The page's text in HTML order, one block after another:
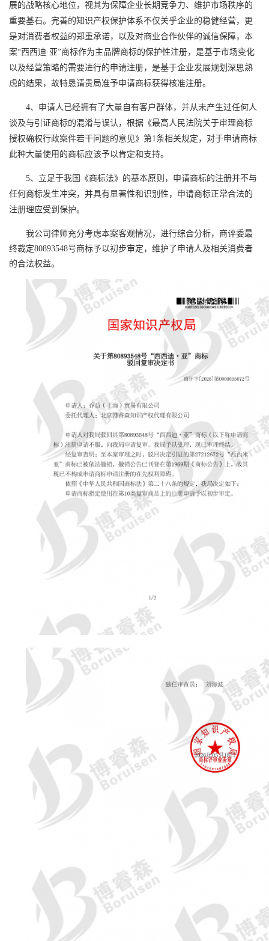
展的战略核心地位，视其为保障企业长期竞争力、维护市场秩序的
重要基石。完善的知识产权保护体系不仅关乎企业的稳健经营，更
是对消费者权益的郑重承诺，以及对商业合作伙伴的诚信保障，本
案“西西迪·亚”商标作为主品牌商标的保护性注册，是基于市场变化
以及经营策略的需要进行的申请注册，是基于企业发展规划深思熟
虑的结果，故特恳请贵局准予申请商标获得核准注册。
4、申请人已经拥有了大量自有客户群体，并从未产生过任何人
谈及与引证商标的混淆与误认，根据《最高人民法院关于审理商标
授权确权行政案件若干问题的意见》第1条相关规定，对于申请商标
此种大量使用的商标应该予以肯定和支持。
5、立足于我国《商标法》的基本原则，申请商标的注册并不与
任何商标发生冲突，并具有显著性和识别性，申请商标正常合法的
注册理应受到保护。
我公司律师充分考虑本案客观情况，进行综合分析，商评委最
终裁定80893548号商标予以初步审定，维护了申请人及相关消费者
的合法权益。